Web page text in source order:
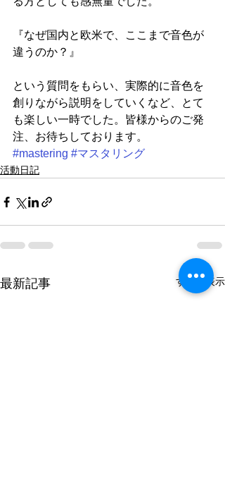
『なぜ国内と欧米で、ここまで音色が
違うのか？』
という質問をもらい、実際的に音色を
創りながら説明をしていくなど、とて
も楽しい一時でした。皆様からのご発
注、お待ちしております。
#mastering #マスタリング
活動日記
最新記事 すべて表示